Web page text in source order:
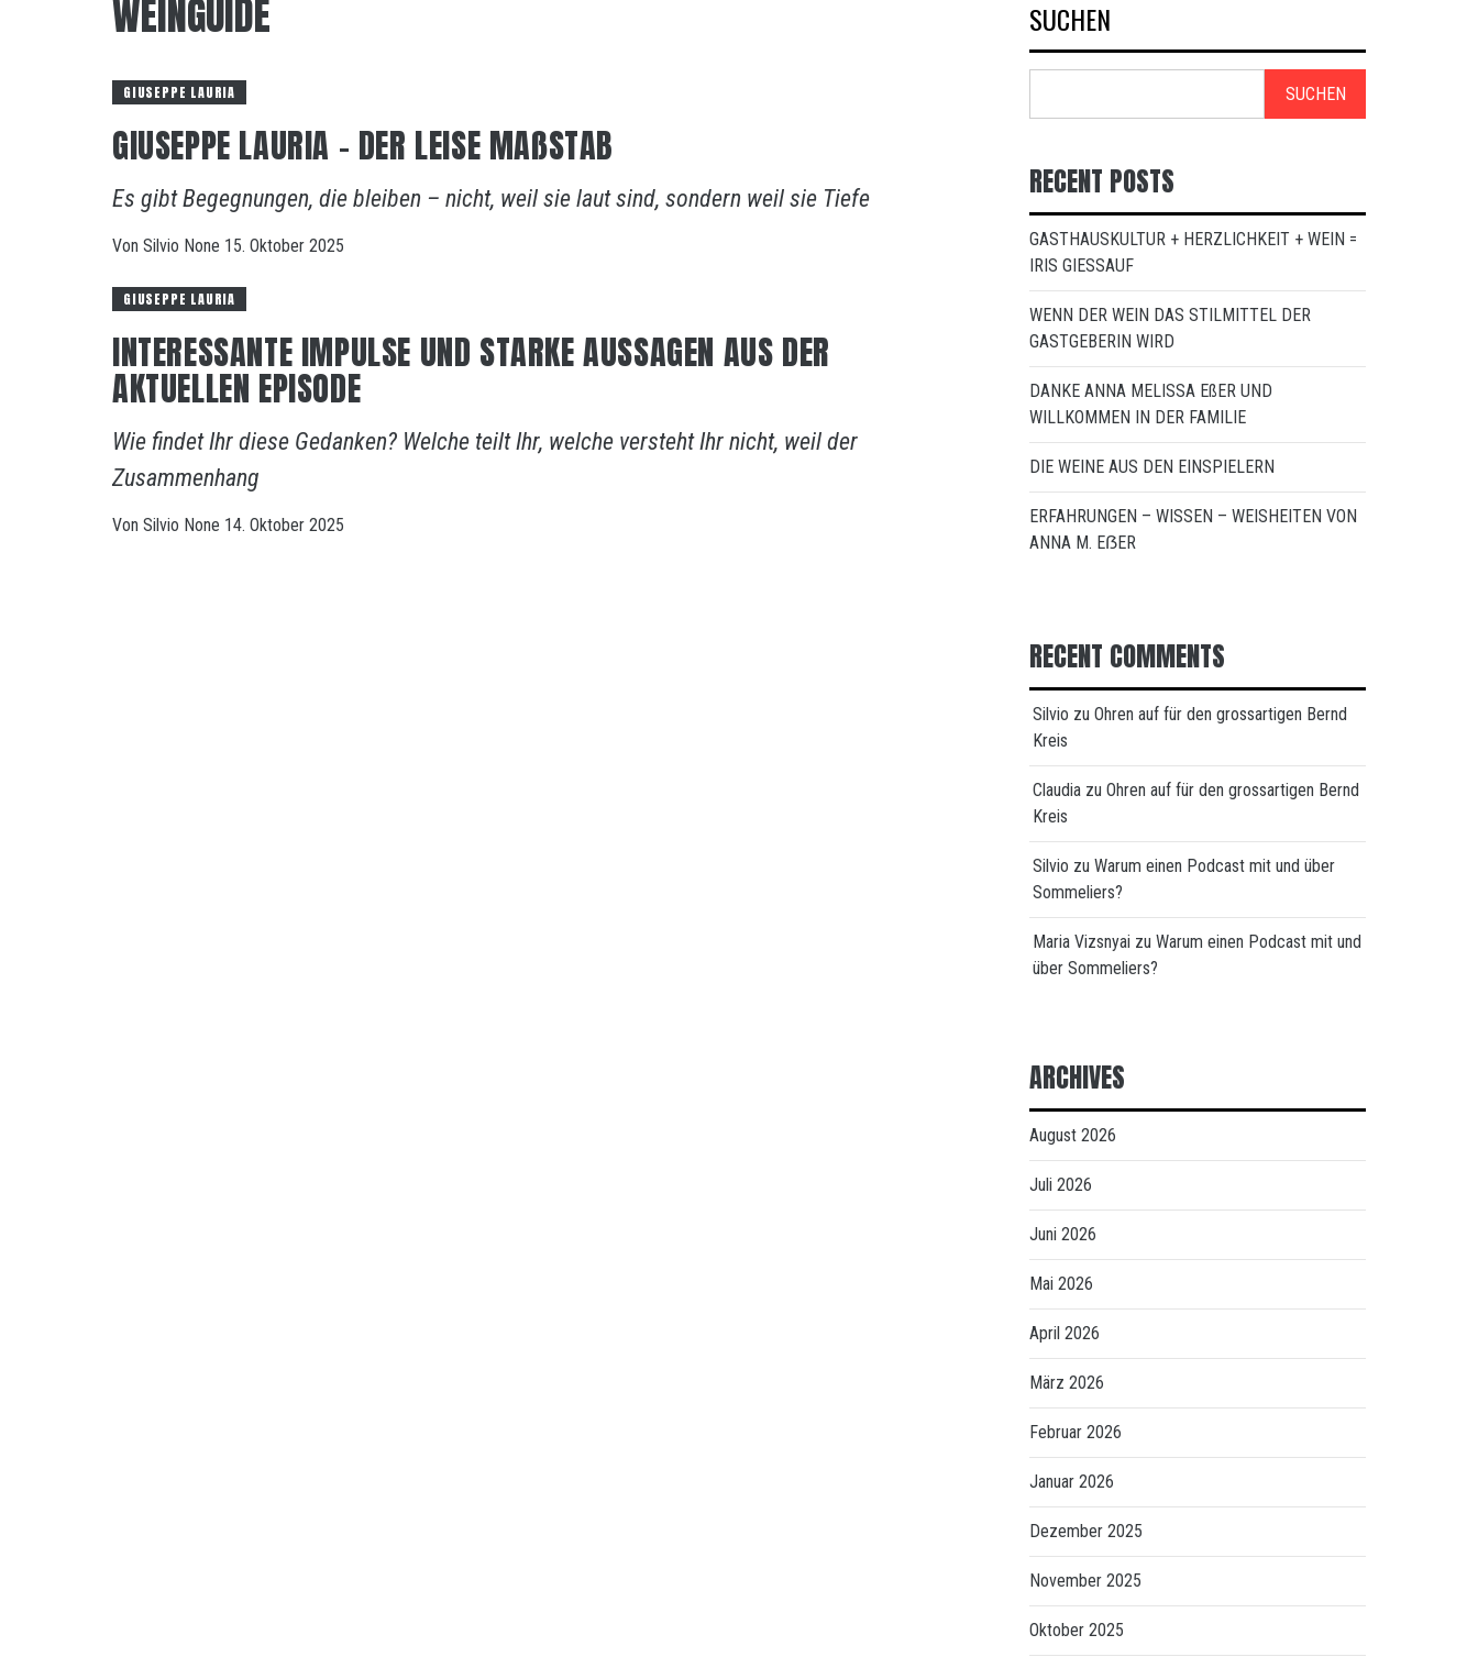
WEINGUIDE
GIUSEPPE LAURIA
GIUSEPPE LAURIA – DER LEISE MAßSTAB
Es gibt Begegnungen, die bleiben – nicht, weil sie laut sind, sondern weil sie Tiefe
Von Silvio None 15. Oktober 2025
GIUSEPPE LAURIA
INTERESSANTE IMPULSE UND STARKE AUSSAGEN AUS DER
AKTUELLEN EPISODE
Wie findet Ihr diese Gedanken? Welche teilt Ihr, welche versteht Ihr nicht, weil der
Zusammenhang
Von Silvio None 14. Oktober 2025
SUCHEN
SUCHEN
RECENT POSTS
GASTHAUSKULTUR + HERZLICHKEIT + WEIN =
IRIS GIESSAUF
WENN DER WEIN DAS STILMITTEL DER
GASTGEBERIN WIRD
DANKE ANNA MELISSA EßER UND
WILLKOMMEN IN DER FAMILIE
DIE WEINE AUS DEN EINSPIELERN
ERFAHRUNGEN – WISSEN – WEISHEITEN VON
ANNA M. EẞER
RECENT COMMENTS
Silvio zu Ohren auf für den grossartigen Bernd
Kreis
Claudia zu Ohren auf für den grossartigen Bernd
Kreis
Silvio zu Warum einen Podcast mit und über
Sommeliers?
Maria Vizsnyai zu Warum einen Podcast mit und
über Sommeliers?
ARCHIVES
August 2026
Juli 2026
Juni 2026
Mai 2026
April 2026
März 2026
Februar 2026
Januar 2026
Dezember 2025
November 2025
Oktober 2025